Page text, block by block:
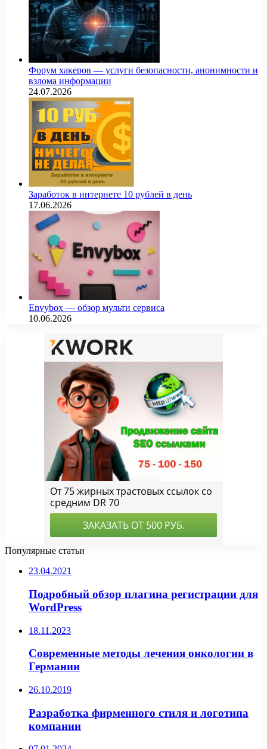
Форум хакеров — услуги безопасности, анонимности и
взлома информации
24.07.2026
Заработок в интернете 10 рублей в день
17.06.2026
Envybox — обзор мульти сервиса
10.06.2026
Популярные статьи
23.04.2021
Подробный обзор плагина регистрации для
WordPress
18.11.2023
Современные методы лечения онкологии в
Германии
26.10.2019
Разработка фирменного стиля и логотипа
компании